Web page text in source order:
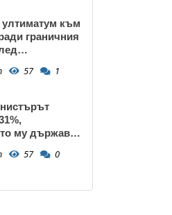
ултиматум към
граничния
57 1
му държавно
дръжте
57 0